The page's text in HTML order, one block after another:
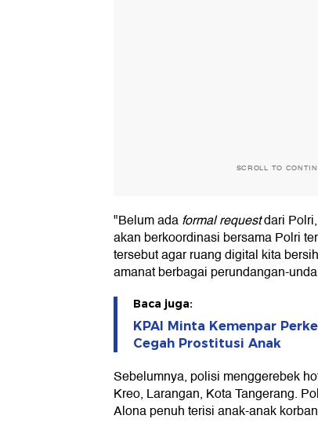
SCROLL TO
"Belum adaformal requestdari
akan berkoordinasi bersama Polri
tersebut agar ruang digital kita
amanat berbagai perundangan-
Baca juga:
KPAI Minta Kemenpar
Cegah Prostitusi Anak
Sebelumnya, polisi menggerebek
Kreo, Larangan, Kota Tangerang.
Alona penuh terisi anak-anak